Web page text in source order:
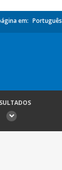
em: Português